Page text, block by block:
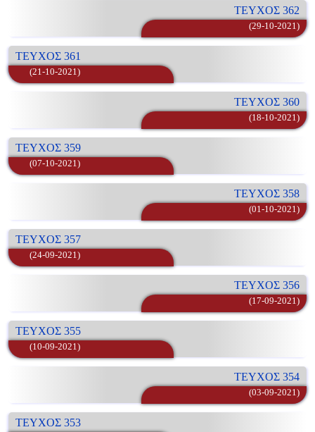
ΤΕΥΧΟΣ 353
ΤΕΥΧΟΣ 354
(03-09-2021)
ΤΕΥΧΟΣ 355
(10-09-2021)
ΤΕΥΧΟΣ 356
(17-09-2021)
ΤΕΥΧΟΣ 357
(24-09-2021)
ΤΕΥΧΟΣ 358
(01-10-2021)
ΤΕΥΧΟΣ 359
(07-10-2021)
ΤΕΥΧΟΣ 360
(18-10-2021)
ΤΕΥΧΟΣ 361
(21-10-2021)
ΤΕΥΧΟΣ 362
(29-10-2021)